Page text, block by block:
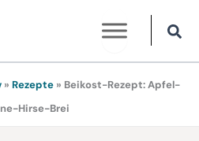
» Rezepte» Beikost-Rezept: Apfel-
Hirse-Brei